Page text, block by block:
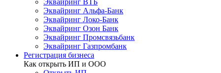
Эквайринг ВТБ
Эквайринг Альфа-Банк
Эквайринг Локо-Банк
Эквайринг Озон Банк
Эквайринг Промсвязьбанк
Эквайринг Газпромбанк
Регистрация бизнеса
Как открыть ИП и ООО